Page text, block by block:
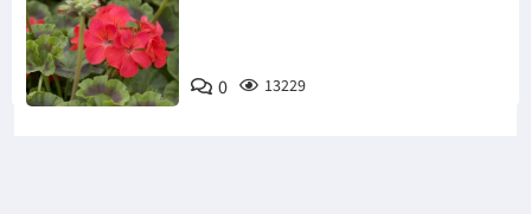
0 13229